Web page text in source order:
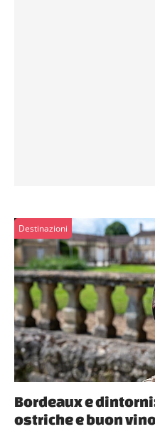
Destinazioni
Bordeaux e
ostriche e buon